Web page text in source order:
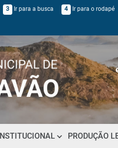
3 Ir para a busca 4 Ir para o rodapé
PRODUÇÃO